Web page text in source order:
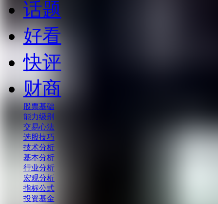
话题
好看
快评
财商
股票基础
能力级别
交易心法
选股技巧
技术分析
基本分析
行业分析
宏观分析
指标公式
投资基金